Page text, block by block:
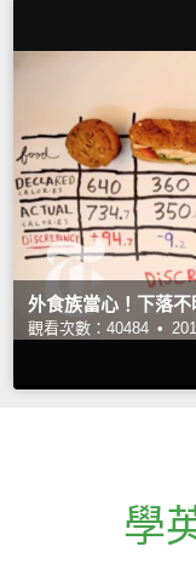
外食族當心！下落
觀看次數：40484 •
學